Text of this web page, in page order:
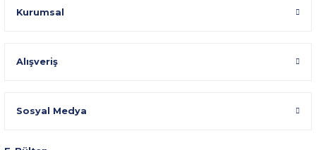
Kurumsal
Alışveriş
Sosyal Medya